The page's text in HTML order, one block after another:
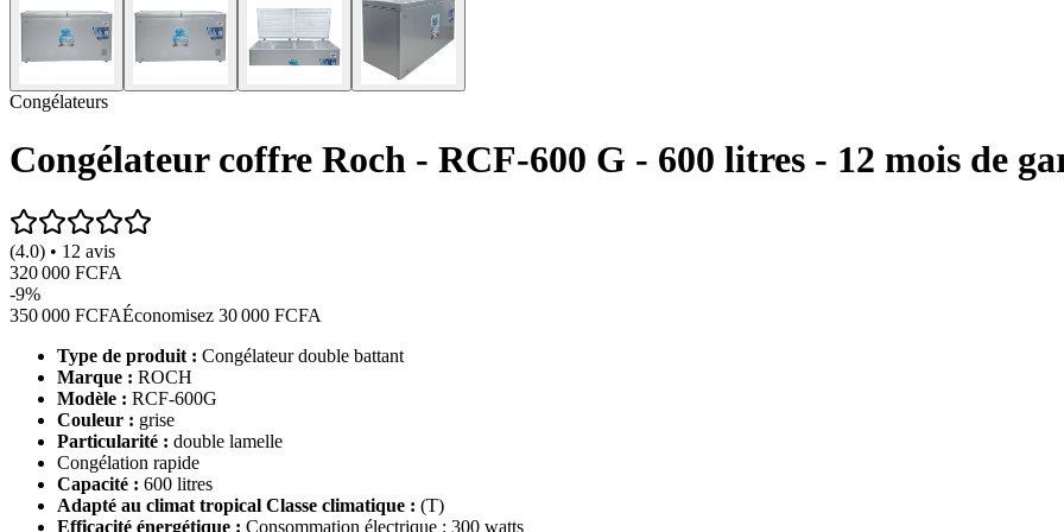
Congélateurs
Congélateur coffre Roch - RCF-600 G - 600 litres - 12 mois de
(4.0) • 12 avis
320 000 FCFA
-9%
350 000 FCFAÉconomisez 30 000 FCFA
Type de produit : Congélateur double battant
Marque : ROCH
Modèle : RCF-600G
Couleur : grise
Particularité : double lamelle
Congélation rapide
Capacité : 600 litres
Adapté au climat tropical Classe climatique : (T)
Efficacité énergétique : Consommation électrique : 300 watts